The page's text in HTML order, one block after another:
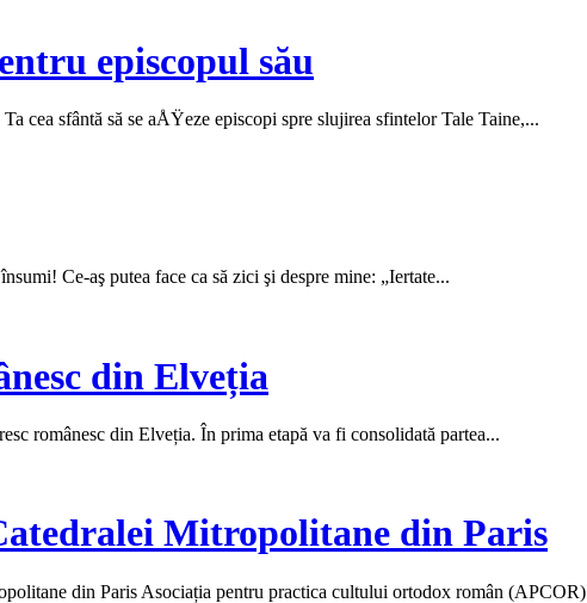
episcopul său
sfântă să se aÅŸeze episcopi spre slujirea sfintelor Tale Taine,...
Ce‑aş putea face ca să zici şi despre mine: „Iertate...
din Elveția
românesc din Elveția. În prima etapă va fi consolidată partea...
Mitropolitane din Paris
din Paris Asociația pentru practica cultului ortodox român (APCOR)